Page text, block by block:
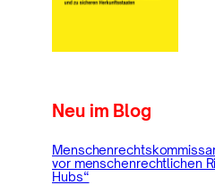
Neu im Blog
vor menschenrechtlichen
Hubs“